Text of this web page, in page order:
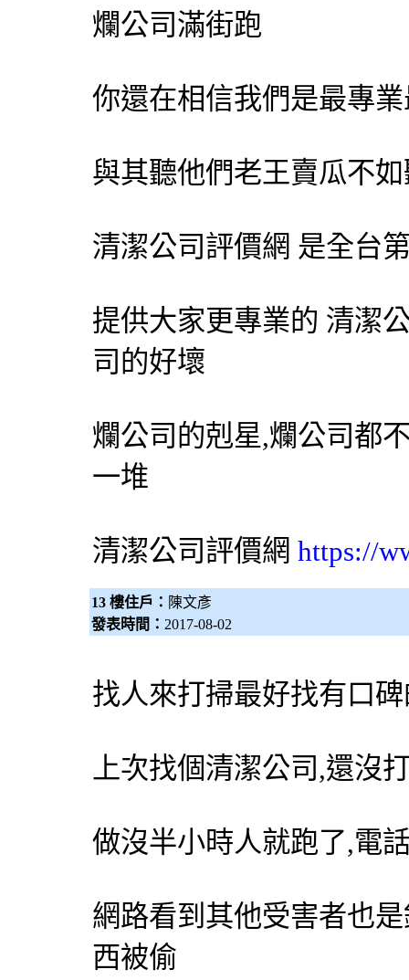
爛公司滿街跑
你還在相信我們是最專
與其聽他們老王賣瓜不
清潔公司評價網 是全台
提供大家更專業的 清潔
司的好壞
爛公司的剋星,爛公司都
一堆
清潔公司評價網 https://
13 樓住戶： 陳文彥
發表時間： 2017-08-02
找人來打掃最好找有口
上次找個清潔公司,還沒
做沒半小時人就跑了,電
網路看到其他受害者也
西被偷